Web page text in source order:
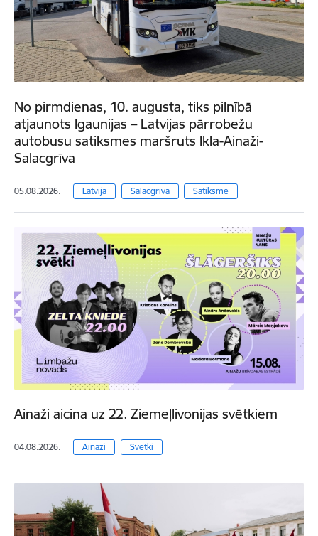
No pirmdienas, 10. augusta, tiks pilnībā
atjaunots Igaunijas – Latvijas pārrobežu
autobusu satiksmes maršruts Ikla-Ainaži-
Salacgrīva
05.08.2026. Latvija Salacgrīva Satiksme
Ainaži aicina uz 22. Ziemeļlivonijas svētkiem
04.08.2026. Ainaži Svētki